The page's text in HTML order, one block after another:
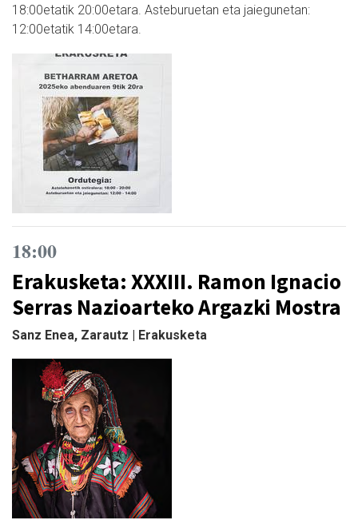
18:00etatik 20:00etara. Asteburuetan eta jaiegunetan:
12:00etatik 14:00etara.
18:00
Erakusketa: XXXIII. Ramon Ignacio
Serras Nazioarteko Argazki Mostra
Sanz Enea, Zarautz | Erakusketa